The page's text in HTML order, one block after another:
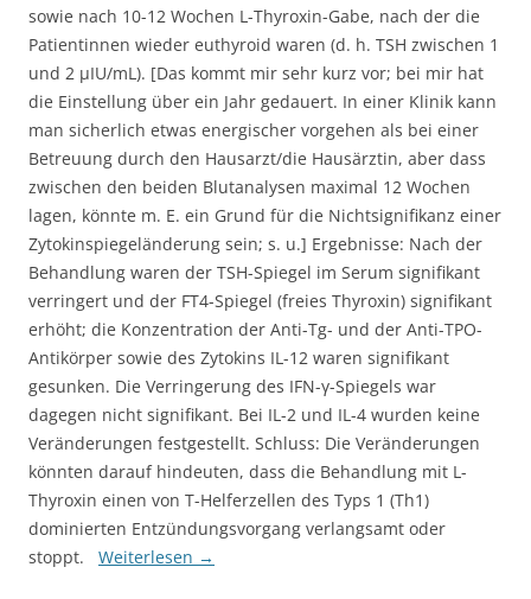
sowie nach 10-12 Wochen L-Thyroxin-Gabe, nach der die
Patientinnen wieder euthyroid waren (d. h. TSH zwischen 1
und 2 µIU/mL). [Das kommt mir sehr kurz vor; bei mir hat
die Einstellung über ein Jahr gedauert. In einer Klinik kann
man sicherlich etwas energischer vorgehen als bei einer
Betreuung durch den Hausarzt/die Hausärztin, aber dass
zwischen den beiden Blutanalysen maximal 12 Wochen
lagen, könnte m. E. ein Grund für die Nichtsignifikanz einer
Zytokinspiegeländerung sein; s. u.] Ergebnisse: Nach der
Behandlung waren der TSH-Spiegel im Serum signifikant
verringert und der FT4-Spiegel (freies Thyroxin) signifikant
erhöht; die Konzentration der Anti-Tg- und der Anti-TPO-
Antikörper sowie des Zytokins IL-12 waren signifikant
gesunken. Die Verringerung des IFN-γ-Spiegels war
dagegen nicht signifikant. Bei IL-2 und IL-4 wurden keine
Veränderungen festgestellt. Schluss: Die Veränderungen
könnten darauf hindeuten, dass die Behandlung mit L-
Thyroxin einen von T-Helferzellen des Typs 1 (Th1)
dominierten Entzündungsvorgang verlangsamt oder
stoppt. Weiterlesen →